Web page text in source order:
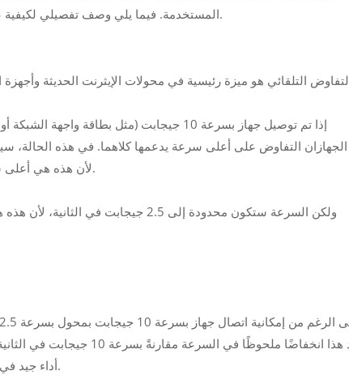
المستخدمة. فيما يلي وصف تفصيلي لكيفية عمل ذلك، وما يجب مراعاته، وما يمكن توقعه من حيث الأداء.
لأن هذه هي أعلىيستطيع التعامل.
يُعد هذا انخفاضًا ملحوظًا في
أداء جيد في البيئات التي تكون فيها سرعة 2.5 جيجابت في الثانية كافية.